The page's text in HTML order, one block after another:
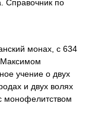
Справочник по
монах, с 634
Максимом
учение о двух
и двух волях
монофелитством